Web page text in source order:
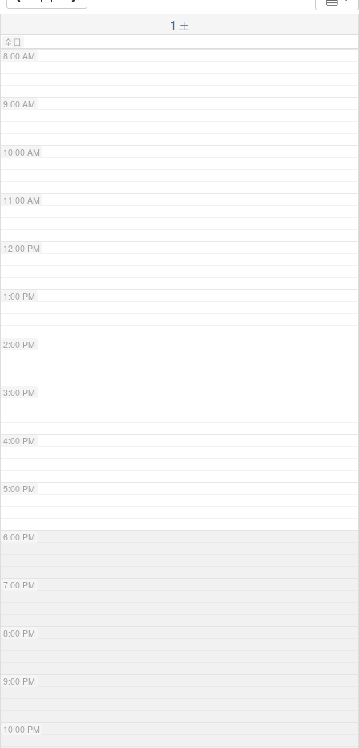
1 土
全日
7:00 AM
8:00 AM
9:00 AM
10:00 AM
11:00 AM
12:00 PM
1:00 PM
2:00 PM
3:00 PM
4:00 PM
5:00 PM
6:00 PM
7:00 PM
8:00 PM
9:00 PM
10:00 PM